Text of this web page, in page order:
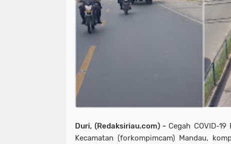
Duri, (Redaksiriau.com) - Cegah COVID-
Kecamatan (forkompimcam) Mandau,